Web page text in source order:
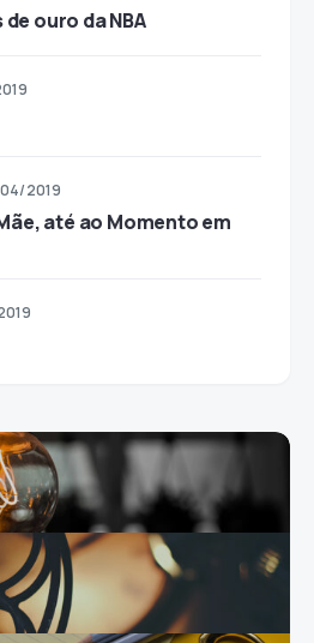
ouro da NBA
2019
até ao Momento em